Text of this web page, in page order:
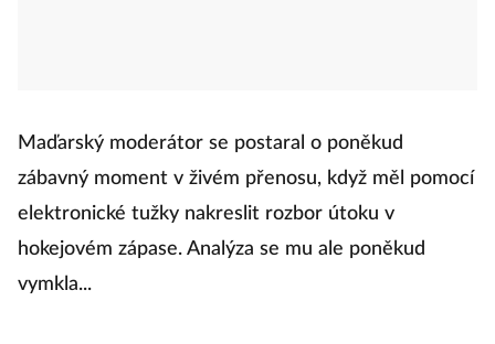
Maďarský moderátor se postaral o poněkud
zábavný moment v živém přenosu, když měl pomocí
elektronické tužky nakreslit rozbor útoku v
hokejovém zápase. Analýza se mu ale poněkud
vymkla...